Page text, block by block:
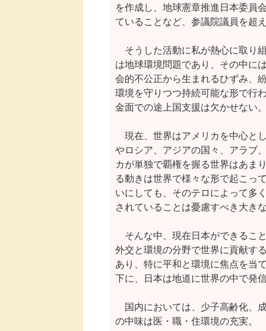
を作成し、地球憲章推進日本委員
ていることなど、参議院議員を超
そうした活動に私が熱心に取り
は地球環境問題であり、その中に
会的不公正から生まれるひずみ、
環境を守りつつ持続可能な形で行
金面での途上国支援は欠かせない
現在、世界はアメリカを中心と
やロシア、アジアの国々、アラブ
カが単独で覇権を握る世界はあま
る動きは世界で様々な形で起こっ
いにしても、そのテロによって多
されていることは憂慮すべき大き
そんな中、現在日本ができるこ
外交と環境の分野で世界に貢献す
あり、特に平和と環境に焦点を当
下に、日本は地道に世界の中で発
国内においては、少子高齢化、
の中味は医・職・住環境の充実。